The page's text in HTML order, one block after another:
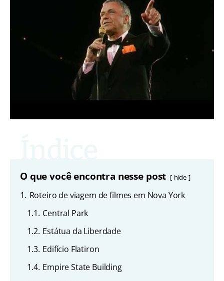
O que você encontra nesse post hide
1. Roteiro de viagem de filmes em Nova York
1.1. Central Park
1.2. Estátua da Liberdade
1.3. Edifício Flatiron
1.4. Empire State Building